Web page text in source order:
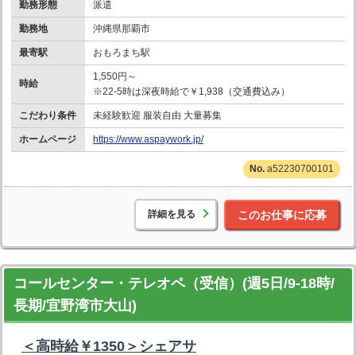
勤務形態 派遣
勤務地 沖縄県那覇市
最寄駅 おもろまち駅
時給
1,550円～
※22-5時は深夜時給で￥1,938（交通費込み）
こだわり条件 未経験歓迎 服装自由 大量募集
ホームページ https://www.aspaywork.jp/
a52230700101
詳細を見る このお仕事に応募
コールセンター・テレオペ（受信）(週5日/9-18時/
長期/宜野湾市大山)
＜高時給￥1350＞シェアサ